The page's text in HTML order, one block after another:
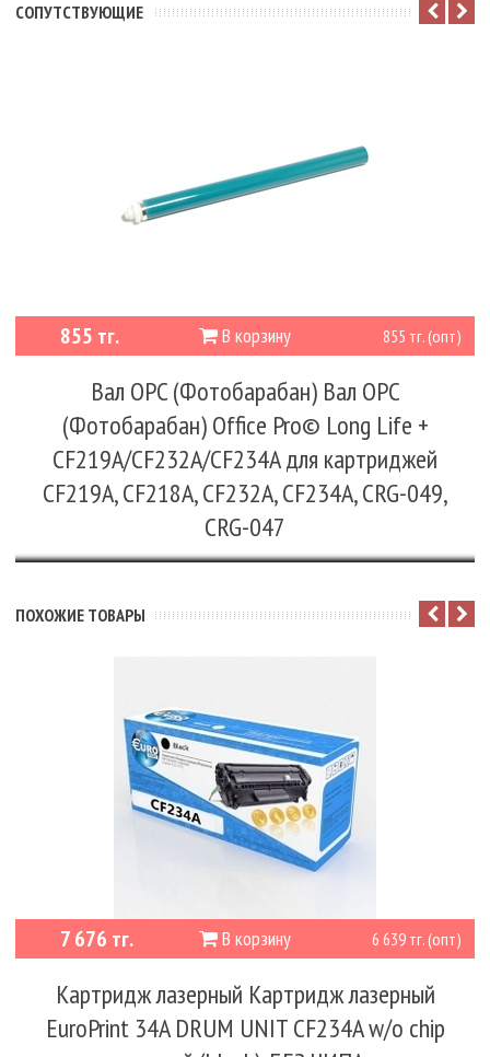
CОПУТСТВУЮЩИЕ
В корзину
855 тг. 855 тг. (опт)
Вал OPC (Фотобарабан) Вал OPC
(Фотобарабан) Office Pro© Long Life +
CF219A/CF232A/CF234A для картриджей
CF219A, CF218A, CF232A, CF234A, CRG-049,
CRG-047
ПОХОЖИЕ ТОВАРЫ
В корзину
7 676 тг. 6 639 тг. (опт)
Картридж лазерный Картридж лазерный
EuroPrint 34A DRUM UNIT CF234A w/o chip